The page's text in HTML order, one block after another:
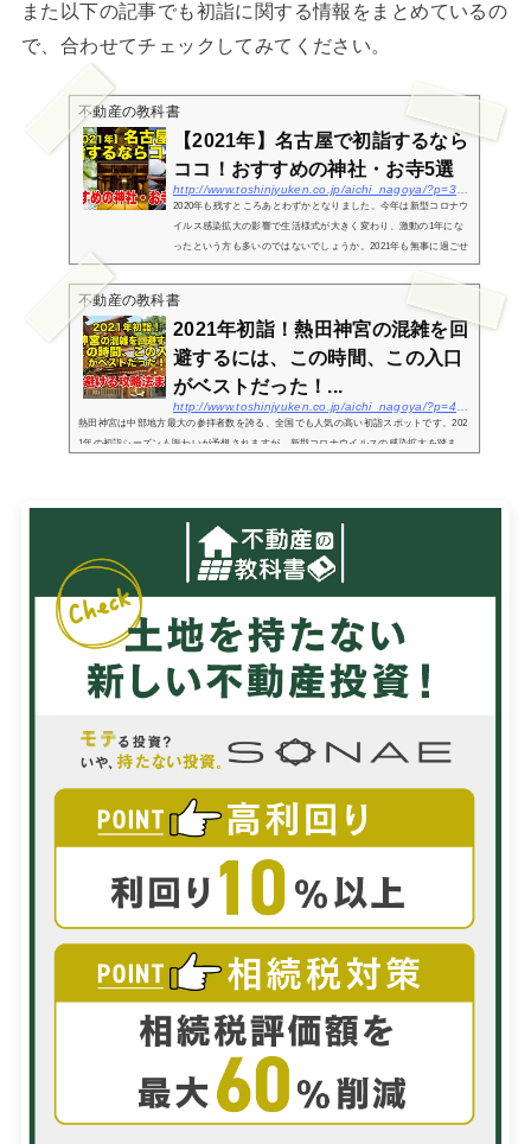
また以下の記事でも初詣に関する情報をまとめているの
で、合わせてチェックしてみてください。
不動産の教科書
【2021年】名古屋で初詣するなら
ココ！おすすめの神社・お寺5選
2020年も残すところあとわずかとなりました。今年は新型コロナウ
イルス感染拡大の影響で生活様式が大きく変わり、激動の1年にな
ったという方も多いのではないでしょうか。2021年も無事に過ごせ
るよう、年の初めは神社・お寺で開運を祈願してみるのも良いかも
しれませ...
不動産の教科書
2021年初詣！熱田神宮の混雑を回
避するには、この時間、この入口
がベストだった！...
熱田神宮は中部地方最大の参拝者数を誇る、全国でも人気の高い初詣スポットです。202
1年の初詣シーズンも賑わいが予想されますが、新型コロナウイルスの感染拡大を踏ま